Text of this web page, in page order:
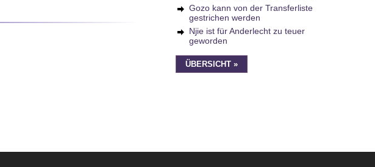
Gozo kann von der Transferliste
gestrichen werden
Njie ist für Anderlecht zu teuer
geworden
ÜBERSICHT »